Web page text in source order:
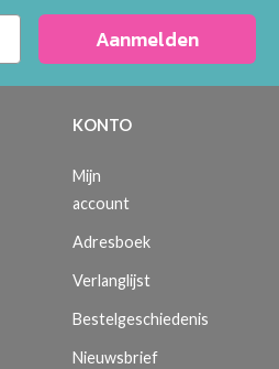
Aanmelden
KONTO
Mijn
account
Adresboek
Verlanglijst
Bestelgeschiedenis
Nieuwsbrief